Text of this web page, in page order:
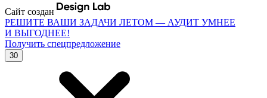
Сайт создан
РЕШИТЕ ВАШИ ЗАДАЧИ ЛЕТОМ — АУДИТ УМНЕЕ
И ВЫГОДНЕЕ!
Получить спецпредложение
30